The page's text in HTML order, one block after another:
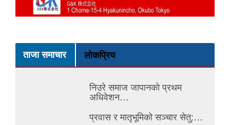
ताजा समाचार लोकप्रिय
निउरे समाज जापानको प्रथम
अधिवेशन…
प्रवास र मातृभूमिको सञ्चार सेतु:…